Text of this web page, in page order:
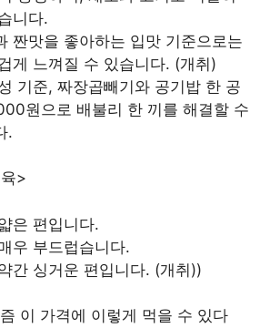
니다.
짠맛을 좋아하는 입맛 기준으로는
게 느껴질 수 있습니다. (개취)
기준, 짜장곱빼기와 공기밥 한 공
원으로 배불리 한 끼를 해결할 수
.
>
은 편입니다.
우 부드럽습니다.
간 싱거운 편입니다. (개취))
이 가격에 이렇게 먹을 수 있다